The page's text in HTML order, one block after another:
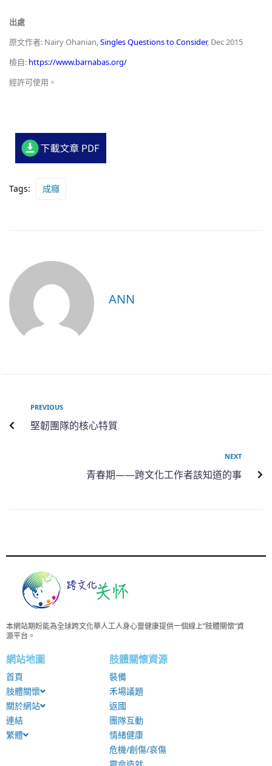
出處
原文作者: Nairy Ohanian,Singles Questions to Consider, Dec 2015
檢自: https://www.barnabas.org/
經許可使用。
Tags: 成癮
ANN
PREVIOUS
堅韌團隊的核心特質
NEXT
青春期——跨文化工作者該知道的事
本網站期盼能為全球跨文化華人工人身心靈健康提供一個線上”肢體關懷”資
源平台。
網站地圖
首頁
肢體關懷
關於網站
連結
繁體
肢體關懷資源
裝備
禾場議題
返國
團隊互動
情緒健康
危機/創傷/哀傷
靈命造就